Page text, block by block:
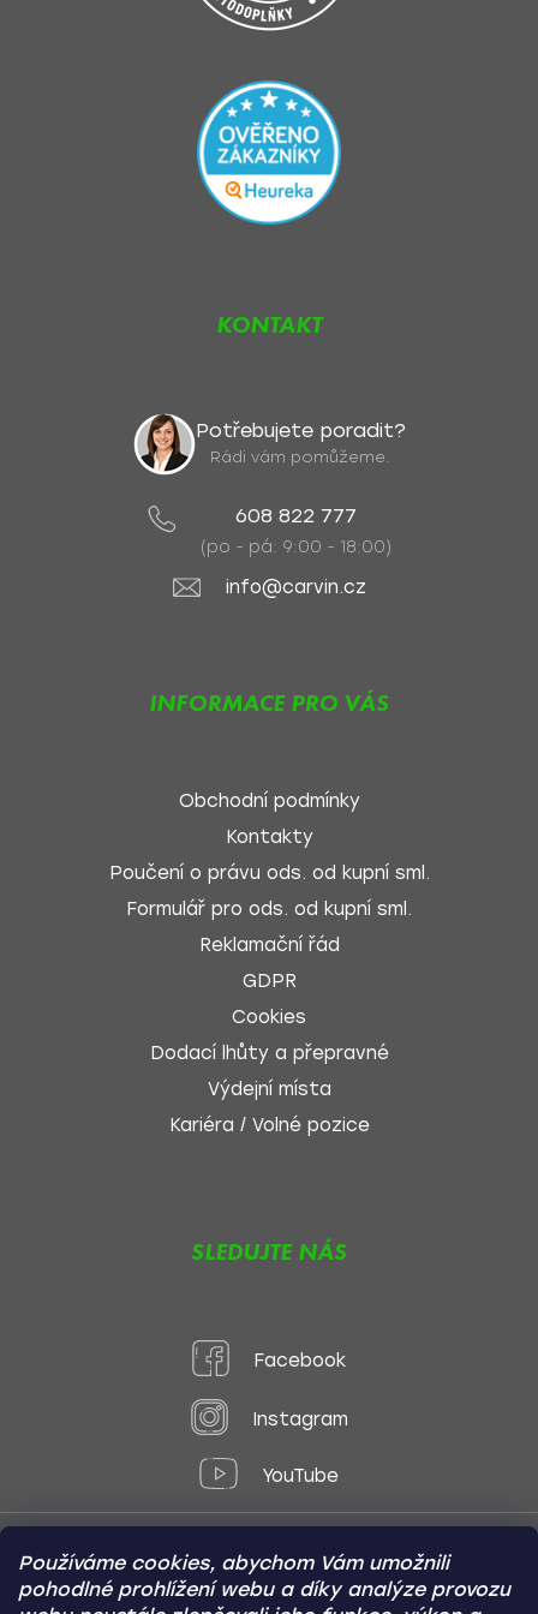
Používáme cookies, abychom Vám umožnili
pohodlné prohlížení webu a díky analýze provozu
KONTAKT
Potřebujete poradit?
Rádi vám pomůžeme.
608 822 777
(po - pá: 9:00 - 18:00)
info@carvin.cz
INFORMACE PRO VÁS
Obchodní podmínky
Kontakty
Poučení o právu ods. od kupní sml.
Formulář pro ods. od kupní sml.
Reklamační řád
GDPR
Cookies
Dodací lhůty a přepravné
Výdejní místa
Kariéra / Volné pozice
SLEDUJTE NÁS
Facebook
Instagram
YouTube
Způsoby platby:
Online
Převod Dobírka